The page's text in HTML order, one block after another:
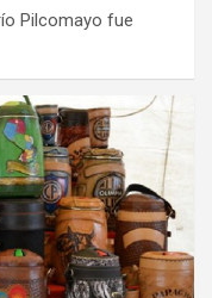
Pilcomayo fue